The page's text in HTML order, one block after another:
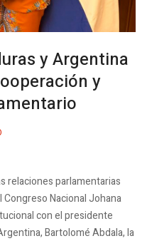
y Argentina
y
relaciones parlamentarias
Nacional Johana
con el presidente
Bartolomé Abdala, la